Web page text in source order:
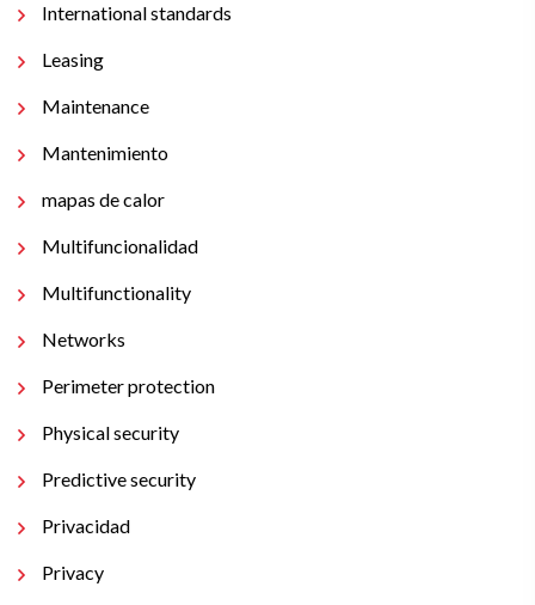
International standards
Leasing
Maintenance
Mantenimiento
mapas de calor
Multifuncionalidad
Multifunctionality
Networks
Perimeter protection
Physical security
Predictive security
Privacidad
Privacy